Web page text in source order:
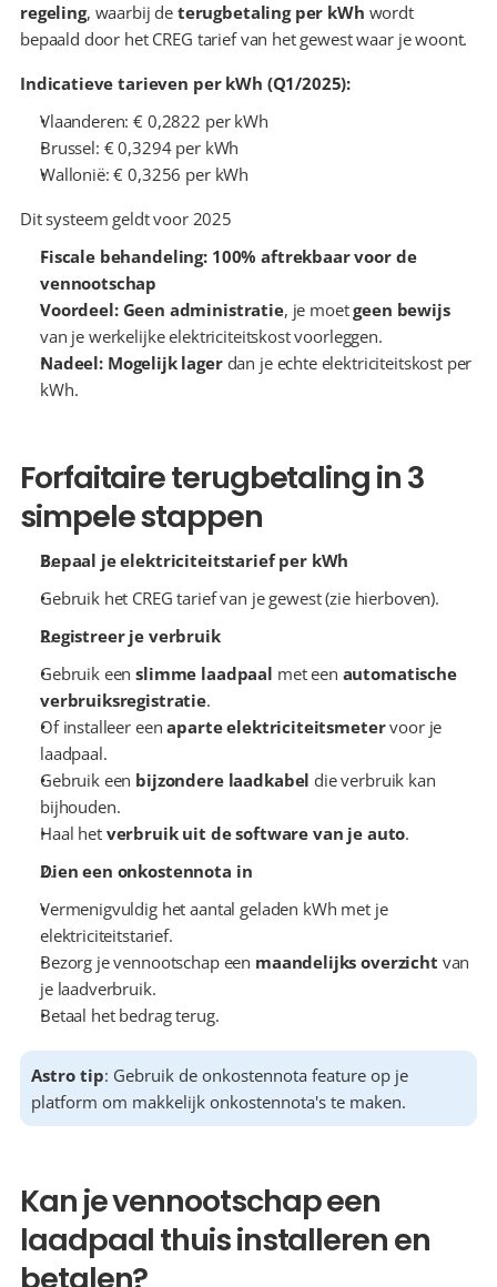
regeling, waarbij de terugbetaling per kWh wordt
bepaald door het CREG tarief van het gewest waar je woont.
Indicatieve tarieven per kWh (Q1/2025):
Vlaanderen: € 0,2822 per kWh
Brussel: € 0,3294 per kWh
Wallonië: € 0,3256 per kWh
Dit systeem geldt voor 2025
Fiscale behandeling: 100% aftrekbaar voor de
vennootschap
Voordeel: Geen administratie, je moet geen bewijs
van je werkelijke elektriciteitskost voorleggen.
Nadeel: Mogelijk lager dan je echte elektriciteitskost per
kWh.
Forfaitaire terugbetaling in 3
simpele stappen
Bepaal je elektriciteitstarief per kWh
Gebruik het CREG tarief van je gewest (zie hierboven).
Registreer je verbruik
Gebruik een slimme laadpaal met een automatische
verbruiksregistratie.
Of installeer een aparte elektriciteitsmeter voor je
laadpaal.
Gebruik een bijzondere laadkabel die verbruik kan
bijhouden.
Haal het verbruik uit de software van je auto.
Dien een onkostennota in
Vermenigvuldig het aantal geladen kWh met je
elektriciteitstarief.
Bezorg je vennootschap een maandelijks overzicht van
je laadverbruik.
Betaal het bedrag terug.
Astro tip: Gebruik de onkostennota feature op je
platform om makkelijk onkostennota's te maken.
Kan je vennootschap een
laadpaal thuis installeren en
betalen?